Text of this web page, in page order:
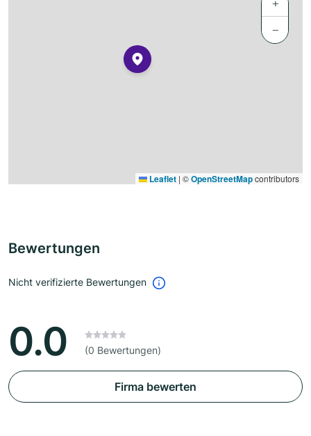
+
−
Leaflet | ©OpenStreetMapcontributors
Bewertungen
Nicht verifizierte Bewertungen
0.0 (0 Bewertungen)
Firma bewerten